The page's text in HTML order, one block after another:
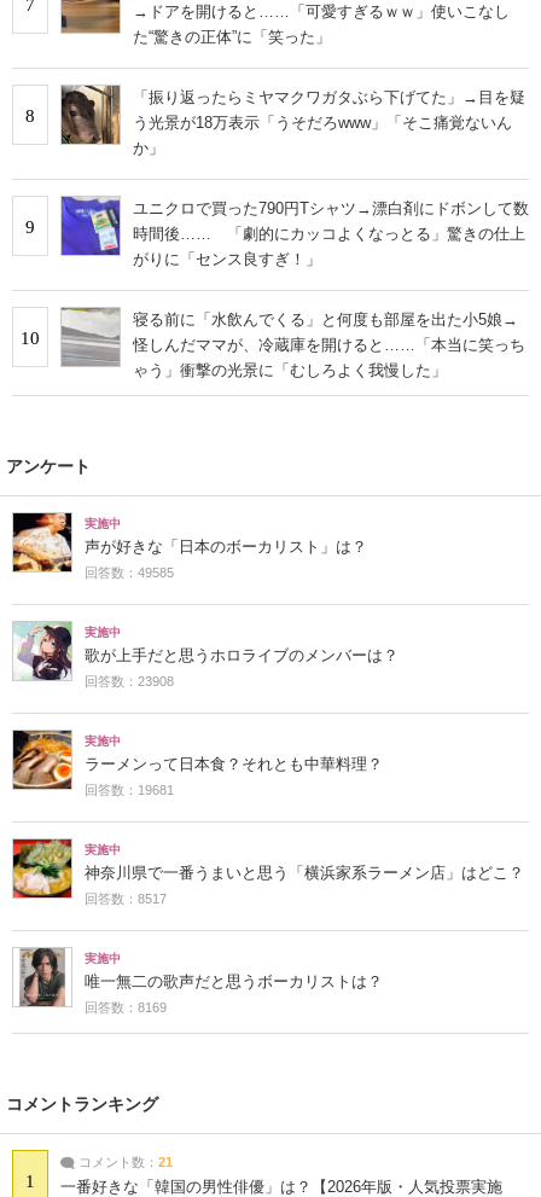
7
→ドアを開けると……「可愛すぎるｗｗ」使いこなし
た“驚きの正体”に「笑った」
8
「振り返ったらミヤマクワガタぶら下げてた」→目を疑
う光景が18万表示「うそだろwww」「そこ痛覚ないん
か」
9
ユニクロで買った790円Tシャツ→漂白剤にドボンして数
時間後…… 「劇的にカッコよくなっとる」驚きの仕上
がりに「センス良すぎ！」
10
寝る前に「水飲んでくる」と何度も部屋を出た小5娘→
怪しんだママが、冷蔵庫を開けると……「本当に笑っち
ゃう」衝撃の光景に「むしろよく我慢した」
アンケート
実施中
声が好きな「日本のボーカリスト」は？
回答数：49585
実施中
歌が上手だと思うホロライブのメンバーは？
回答数：23908
実施中
ラーメンって日本食？それとも中華料理？
回答数：19681
実施中
神奈川県で一番うまいと思う「横浜家系ラーメン店」はどこ？
回答数：8517
実施中
唯一無二の歌声だと思うボーカリストは？
回答数：8169
コメントランキング
1
コメント数： 21
一番好きな「韓国の男性俳優」は？【2026年版・人気投票実施